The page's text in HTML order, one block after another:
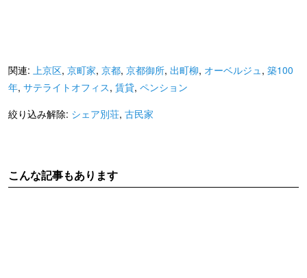
関連: 上京区, 京町家, 京都, 京都御所, 出町柳, オーベルジュ, 築100
年, サテライトオフィス, 賃貸, ペンション
絞り込み解除: シェア別荘, 古民家
こんな記事もあります